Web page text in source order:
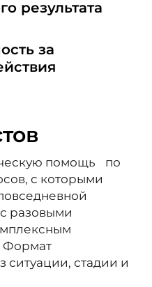
результата
за
помощь по
с которыми
разовыми
Формат
ситуации, стадии и